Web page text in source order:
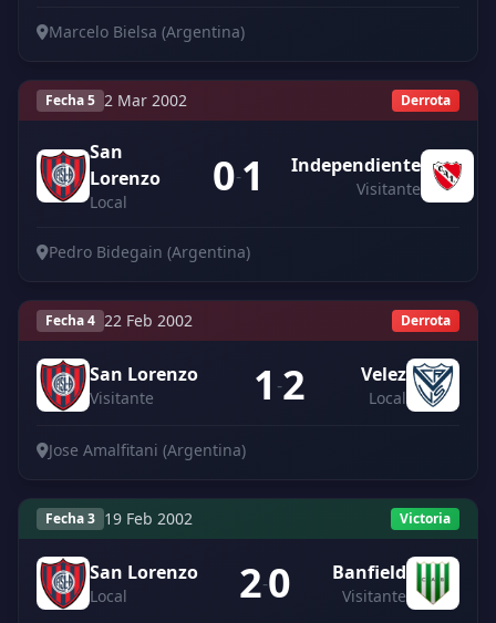
Marcelo Bielsa (Argentina)
Fecha 5 2 Mar 2002 Derrota
San
Lorenzo
Local 0-1 Independiente
Visitante
Pedro Bidegain (Argentina)
Fecha 4 22 Feb 2002 Derrota
San Lorenzo
Visitante 1 -2 Velez
Local
Jose Amalfitani (Argentina)
Fecha 3 19 Feb 2002 Victoria
San Lorenzo
Local 2-0 Banfield
Visitante